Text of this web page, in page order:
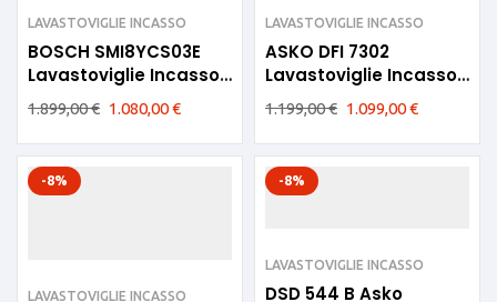
LAVASTOVIGLIE INCASSO
BOSCH SMI8YCS03E
Lavastoviglie Incasso
con Frontalino B
1.899,00€ 1.080,00€
LAVASTOVIGLIE INCASSO
ASKO DFI 7302
Lavastoviglie Incasso
3 Cesti B
1.199,00€ 1.099,00€
-8%
LAVASTOVIGLIE INCASSO
-8%
LAVASTOVIGLIE INCASSO
DSD 544 B Asko